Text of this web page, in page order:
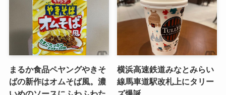
まるか食品ペヤングやきそ
ばの新作はオムそば風。濃
横浜高速鉄道みなとみらい
線馬車道駅改札上にタリー